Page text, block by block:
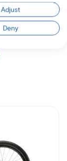
Adjust
Deny